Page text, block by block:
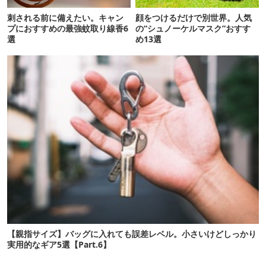
刺される前に備えたい。キャン
プにおすすめの最強蚊取り線香6
選
顔をつけるだけで別世界。人気
の“シュノーケルマスク”おすす
め13選
【親指サイズ】バッグに入れても誤差レベル。小さいけどしっかり
実用的なギア5選【Part.6】